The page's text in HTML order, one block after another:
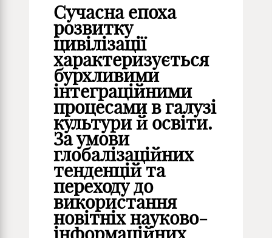
Сучасна епоха
розвитку
цивілізації
характеризується
бурхливими
інтеграційними
процесами в галузі
культури й освіти.
За умови
глобалізаційних
тенденцій та
переходу до
використання
новітніх науково-